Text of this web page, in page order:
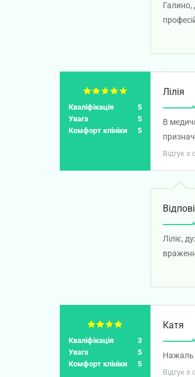
Галино,
Кваліфікація
5
Увага
5
Комфорт клініки
5
Лілія
В
Відгук
Ліліє,
Кваліфікація
3
Увага
5
Комфорт клініки
5
Катя
Нажаль
Відгук